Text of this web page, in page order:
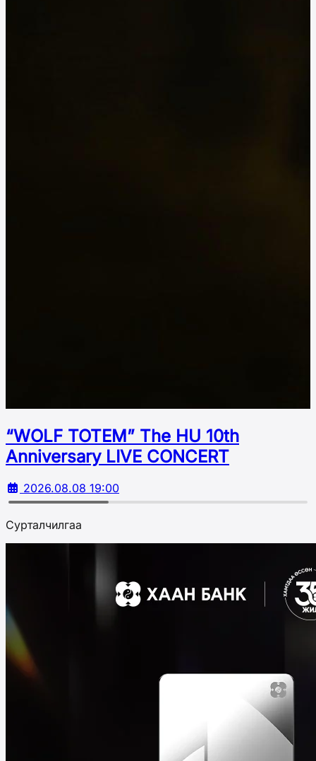
“WOLF TOTEM” The HU 10th
Аnniversary LIVE CONCERT
2026.08.08 19:00
Сурталчилгаа